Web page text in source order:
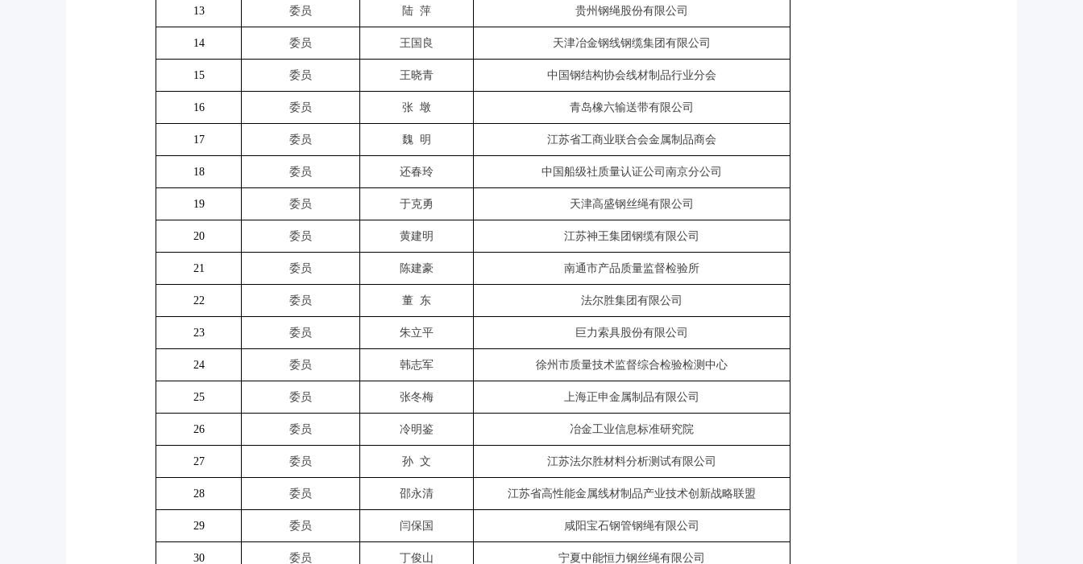
13 委员 陆 萍 贵州钢绳股份有限公司
14 委员 王国良 天津冶金钢线钢缆集团有限公司
15 委员 王晓青 中国钢结构协会线材制品行业分会
16 委员 张 墩 青岛橡六输送带有限公司
17 委员 魏 明 江苏省工商业联合会金属制品商会
18 委员 还春玲 中国船级社质量认证公司南京分公司
19 委员 于克勇 天津高盛钢丝绳有限公司
20 委员 黄建明 江苏神王集团钢缆有限公司
21 委员 陈建豪 南通市产品质量监督检验所
22 委员 董 东 法尔胜集团有限公司
23 委员 朱立平 巨力索具股份有限公司
24 委员 韩志军 徐州市质量技术监督综合检验检测中心
25 委员 张冬梅 上海正申金属制品有限公司
26 委员 冷明鉴 冶金工业信息标准研究院
27 委员 孙 文 江苏法尔胜材料分析测试有限公司
28 委员 邵永清 江苏省高性能金属线材制品产业技术创新战略联盟
29 委员 闫保国 咸阳宝石钢管钢绳有限公司
30 委员 丁俊山 宁夏中能恒力钢丝绳有限公司